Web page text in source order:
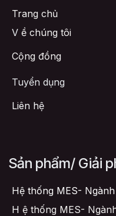
Trang chủ
V ề chúng tôi
Cộng đồng
Tuyển dụng
Liên hệ
Sản phẩm/ Giải
Hệ thống MES-
H ệ thống MES-